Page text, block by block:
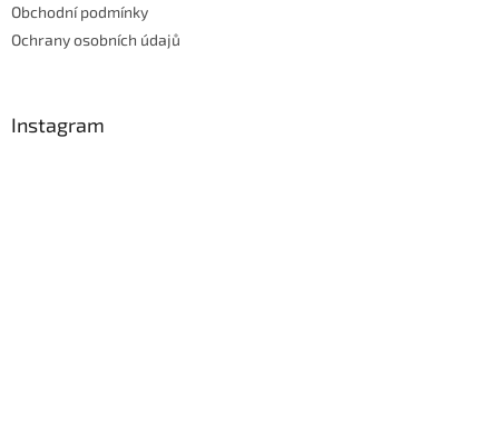
Obchodní podmínky
Ochrany osobních údajů
Instagram